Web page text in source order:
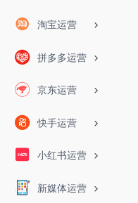
淘宝运营
拼多多运营
京东运营
快手运营
小红书运营
新媒体运营